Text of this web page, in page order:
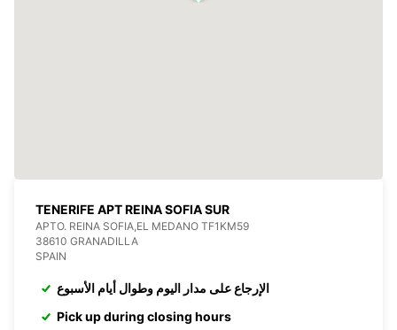
TENERIFE APT REINA SOFIA SUR
APTO. REINA SOFIA,EL MEDANO TF1KM59
38610 GRANADILLA
SPAIN
الإرجاع على مدار اليوم وطوال أيام الأسبوع
Pick up during closing hours